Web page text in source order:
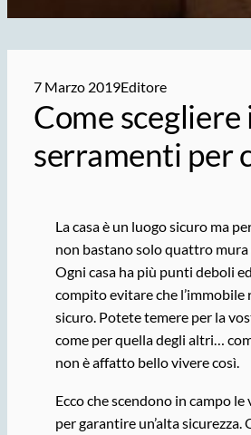
7 Marzo 2019Editore
Come scegliere
serramenti per
La casa è un luogo sicuro ma
non bastano solo quattro mura
Ogni casa ha più punti deboli
compito evitare che l’immobile
sicuro. Potete temere per la
come per quella degli altri…
non è affatto bello vivere così.
Ecco che scendono in campo
per garantire un’alta sicurezza.